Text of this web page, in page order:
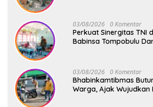
03/08/2026 0 Komentar
Perkuat Sinergitas TNI
Babinsa Tompobulu
03/08/2026 0 Komentar
Bhabinkamtibmas
Warga, Ajak Wujudkan